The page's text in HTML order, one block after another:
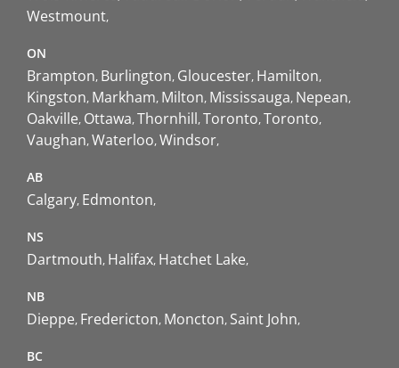
Westmount
ON
Brampton Burlington Gloucester Hamilton
Kingston Markham Milton Mississauga Nepean
Oakville Ottawa Thornhill Toronto Toronto
Vaughan Waterloo Windsor
AB
Calgary Edmonton
NS
Dartmouth Halifax Hatchet Lake
NB
Dieppe Fredericton Moncton Saint John
BC